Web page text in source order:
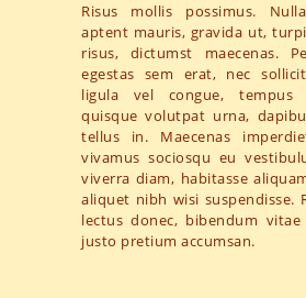
Risus mollis possimus.
aptent mauris, gravida ut,
risus, dictumst maecenas.
egestas sem erat, nec
ligula vel congue, tempus
quisque volutpat urna,
tellus in. Maecenas
vivamus sociosqu eu
viverra diam, habitasse
aliquet nibh wisi suspendisse.
lectus donec, bibendum
justo pretium accumsan.